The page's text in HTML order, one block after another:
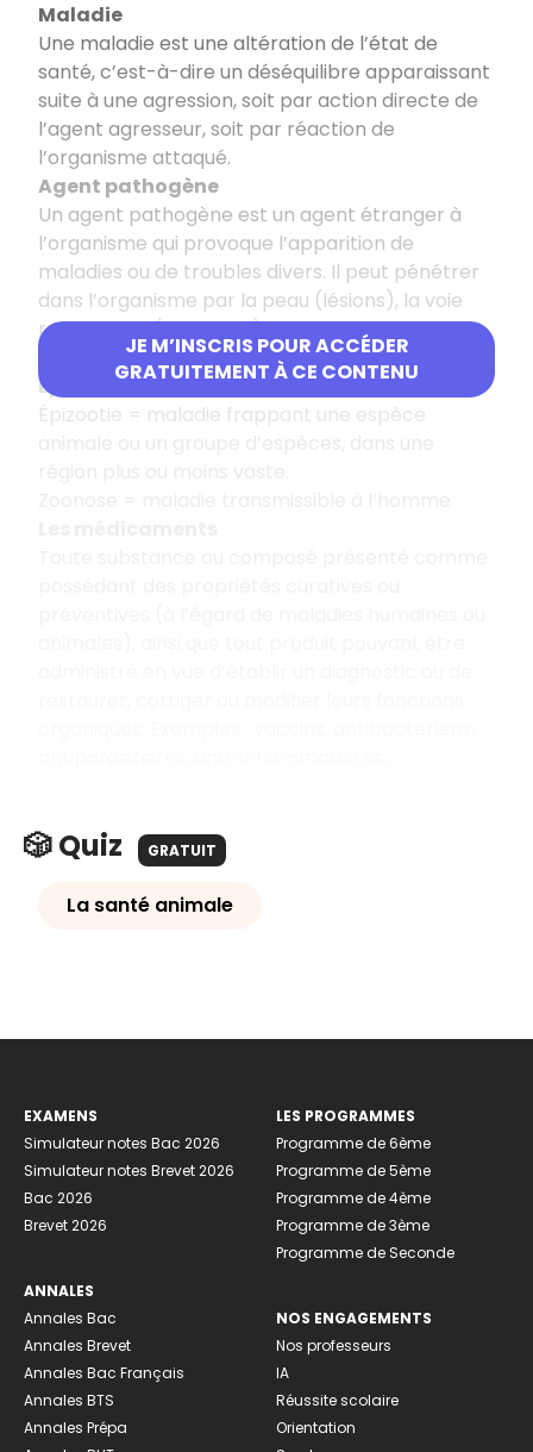
JE M’INSCRIS POUR ACCÉDER
GRATUITEMENT À CE CONTENU
Maladie
Une maladie est une altération de l’état de
santé, c’est-à-dire un déséquilibre apparaissant
suite à une agression, soit par action directe de
l’agent agresseur, soit par réaction de
l’organisme attaqué.
Agent pathogène
Un agent pathogène est un agent étranger à
l’organisme qui provoque l’apparition de
maladies ou de troubles divers. Il peut pénétrer
dans l’organisme par la peau (lésions), la voie
respiratoire (air inspiré), les voies oculaires,
génitales, digestives…
Épizootie et zoonose
Épizootie = maladie frappant une espèce
🎲 Quiz GRATUIT
La santé animale
EXAMENS
Simulateur notes Bac 2026
Simulateur notes Brevet 2026
Bac 2026
Brevet 2026
ANNALES
Annales Bac
Annales Brevet
Annales Bac Français
Annales BTS
Annales Prépa
LES PROGRAMMES
Programme de 6ème
Programme de 5ème
Programme de 4ème
Programme de 3ème
Programme de Seconde
NOS ENGAGEMENTS
Nos professeurs
IA
Réussite scolaire
Orientation